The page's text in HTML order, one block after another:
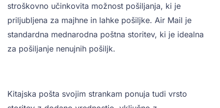
stroškovno učinkovita možnost pošiljanja, ki je
priljubljena za majhne in lahke pošiljke. Air Mail je
standardna mednarodna poštna storitev, ki je idealna
za pošiljanje nenujnih pošiljk.
Kitajska pošta svojim strankam ponuja tudi vrsto